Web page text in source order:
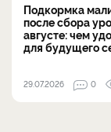
Подкормка
после сбора
августе: чем
для будущего
29.07.2026 0